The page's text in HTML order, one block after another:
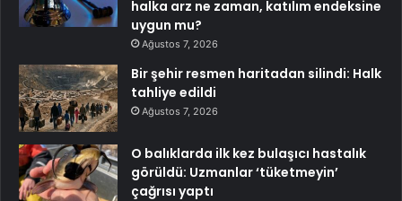
halka arz ne zaman, katılım endeksine
uygun mu?
Ağustos 7, 2026
Bir şehir resmen haritadan silindi: Halk
tahliye edildi
Ağustos 7, 2026
O balıklarda ilk kez bulaşıcı hastalık
görüldü: Uzmanlar ‘tüketmeyin’
çağrısı yaptı